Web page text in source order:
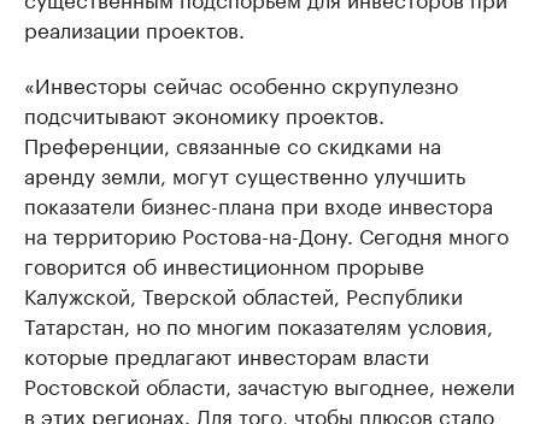
реализации проектов.
«Инвесторы сейчас особенно скрупулезно
подсчитывают экономику проектов.
Преференции, связанные со скидками на
аренду земли, могут существенно улучшить
показатели бизнес-плана при входе инвестора
на территорию Ростова-на-Дону. Сегодня много
говорится об инвестиционном прорыве
Калужской, Тверской областей, Республики
Татарстан, но по многим показателям условия,
которые предлагают инвесторам власти
Ростовской области, зачастую выгоднее, нежели
в этих регионах. Для того, чтобы плюсов стало